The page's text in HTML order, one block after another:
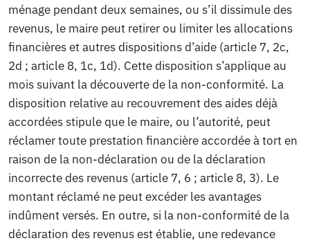
ménage pendant deux semaines, ou s’il dissimule des
revenus, le maire peut retirer ou limiter les allocations
financières et autres dispositions d’aide (article 7, 2c,
2d ; article 8, 1c, 1d). Cette disposition s’applique au
mois suivant la découverte de la non-conformité. La
disposition relative au recouvrement des aides déjà
accordées stipule que le maire, ou l’autorité, peut
réclamer toute prestation financière accordée à tort en
raison de la non-déclaration ou de la déclaration
incorrecte des revenus (article 7, 6 ; article 8, 3). Le
montant réclamé ne peut excéder les avantages
indûment versés. En outre, si la non-conformité de la
déclaration des revenus est établie, une redevance